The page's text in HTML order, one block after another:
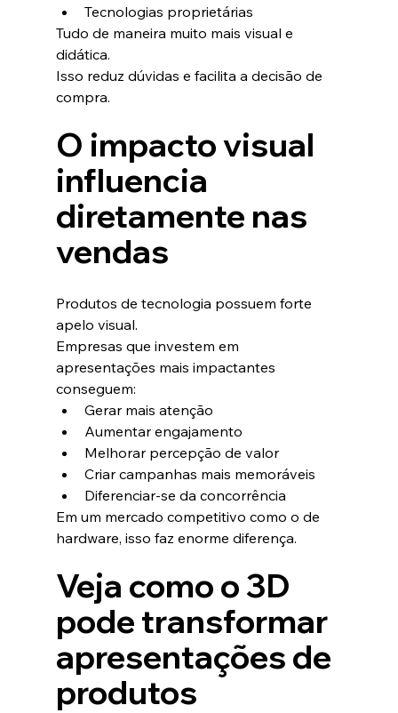
Tecnologias proprietárias
Tudo de maneira muito mais visual e
didática.
Isso reduz dúvidas e facilita a decisão de
compra.
O impacto visual
influencia
diretamente nas
vendas
Produtos de tecnologia possuem forte
apelo visual.
Empresas que investem em
apresentações mais impactantes
conseguem:
Gerar mais atenção
Aumentar engajamento
Melhorar percepção de valor
Criar campanhas mais memoráveis
Diferenciar-se da concorrência
Em um mercado competitivo como o de
hardware, isso faz enorme diferença.
Veja como o 3D
pode transformar
apresentações de
produtos